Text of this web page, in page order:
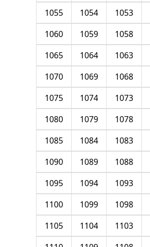
1053
1054
1055
1058
1059
1060
1063
1064
1065
1068
1069
1070
1073
1074
1075
1078
1079
1080
1083
1084
1085
1088
1089
1090
1093
1094
1095
1098
1099
1100
1103
1104
1105